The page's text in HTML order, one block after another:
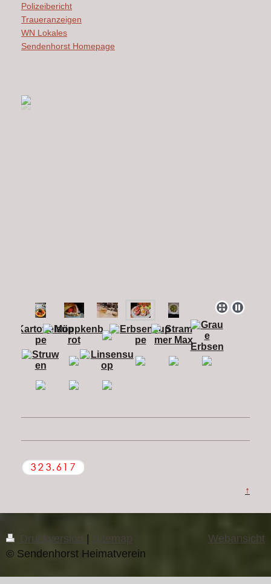
Polizeibericht
Traueranzeigen
WN Lokales
Sendenhorst Homepage
↑
Druckversion
Sitemap
© Sendenhorst Heimatverein
Webansicht